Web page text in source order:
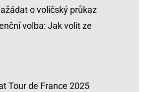
o voličský průkaz
volba: Jak volit ze
Tour de France 2025